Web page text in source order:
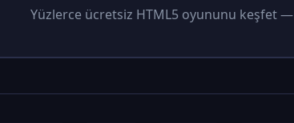
Yüzlerce ücretsiz HTML5 oyununu keşfet